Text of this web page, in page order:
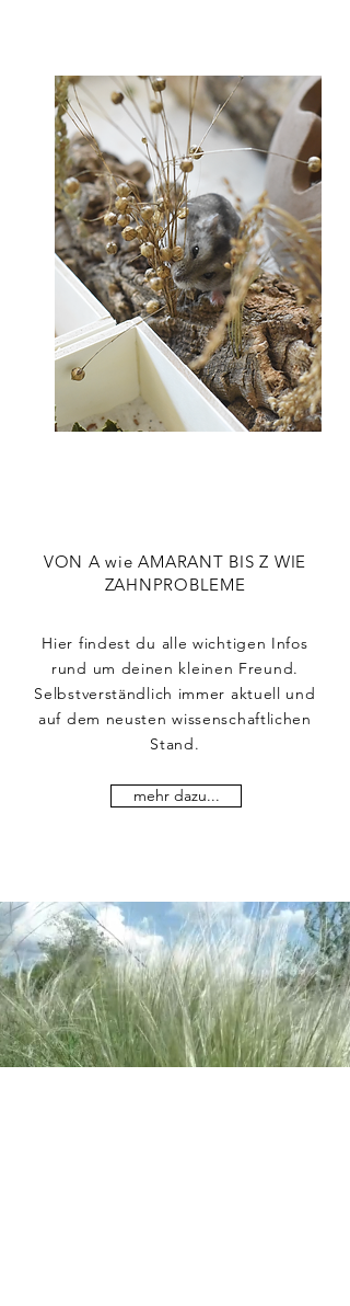
VON A wie AMARANT BIS Z WIE
ZAHNPROBLEME
Hier findest du alle wichtigen Infos
rund um deinen kleinen Freund.
Selbstverständlich immer aktuell und
auf dem neusten wissenschaftlichen
Stand.
mehr dazu...